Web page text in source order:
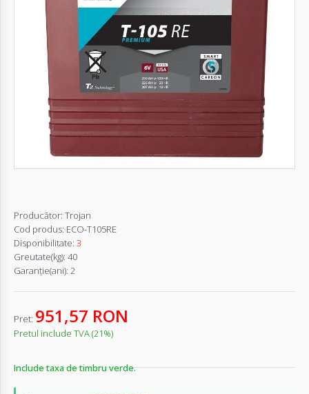
Autentifică-
Înregistrează-
Configurator
Producător: Trojan
Cod produs: ECO-T105RE
Disponibilitate: 3
Greutate(kg): 40
Garanţie(ani): 2
Pret: 951,57 RON
Pretul include TVA (21%)
Include taxa de timbru verde.